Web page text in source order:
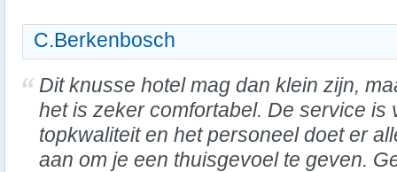
C.Berkenbosch
Dit knusse hotel mag dan klein zijn,
het is zeker comfortabel. De service is
topkwaliteit en het personeel doet er
aan om je een thuisgevoel te geven.